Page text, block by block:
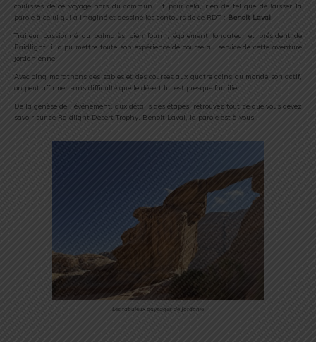
coulisses de ce voyage hors du commun. Et pour cela, rien de tel que de laisser la
parole à celui qui a imaginé et dessiné les contours de ce RDT : Benoit Laval.
Traileur passionné au palmarès bien fourni, également fondateur et président de
Raidlight, il a pu mettre toute son expérience de course au service de cette aventure
jordanienne.
Avec cinq marathons des sables et des courses aux quatre coins du monde son actif,
on peut affirmer sans difficulté que le désert lui est presque familier !
De la genèse de l’événement, aux détails des étapes, retrouvez tout ce que vous devez
savoir sur ce Raidlight Desert Trophy. Benoit Laval, la parole est à vous !
Les fabuleux paysages de Jordanie